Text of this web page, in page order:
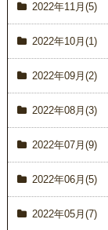
2022年11月(5)
2022年10月(1)
2022年09月(2)
2022年08月(3)
2022年07月(9)
2022年06月(5)
2022年05月(7)